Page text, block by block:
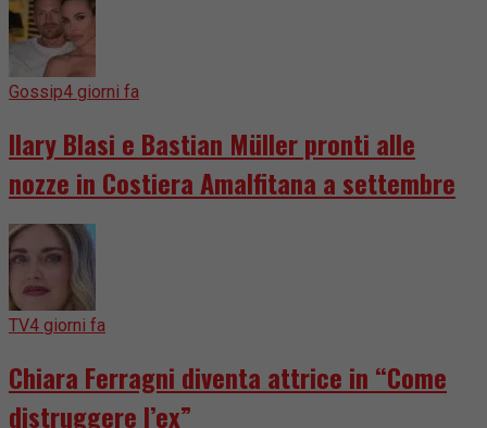
Gossip4 giorni fa
Ilary Blasi e Bastian Müller pronti alle
nozze in Costiera Amalfitana a settembre
TV4 giorni fa
Chiara Ferragni diventa attrice in “Come
distruggere l’ex”